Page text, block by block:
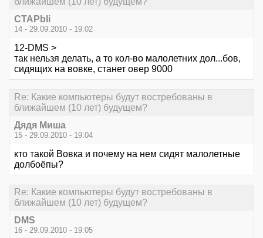
CTAPbIi
14 - 29.09.2010 - 19:02
12-DMS >
так нельзя делать, а то кол-во малолетних дол...бов,
сидящих на вовке, станет овер 9000
Re: Какие компьютеры будут востребованы в
ближайшем (10 лет) будущем?
Дядя Миша
15 - 29.09.2010 - 19:04
кто такой Вовка и почему на нем сидят малолетные
долбоёпы?
Re: Какие компьютеры будут востребованы в
ближайшем (10 лет) будущем?
DMS
16 - 29.09.2010 - 19:05